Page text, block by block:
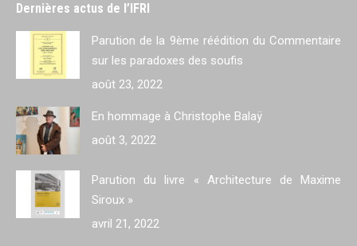
Dernières actus de l’IFRI
Parution de la 9ème réédition du Commentaire
sur les paradoxes des soufis
août 23, 2022
En hommage à Christophe Balaÿ
août 3, 2022
Parution du livre « Architecture de Maxime
Siroux »
avril 21, 2022